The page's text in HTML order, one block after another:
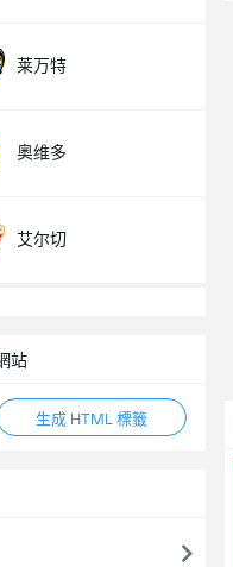
莱万特
奥维多
艾尔切
站
生成 HTML 標籤